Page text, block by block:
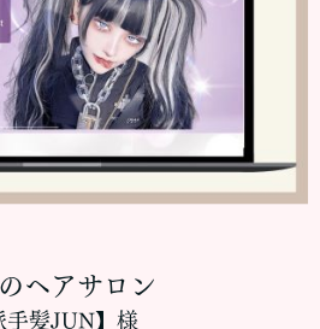
ヘアサロン
手髪JUN】様